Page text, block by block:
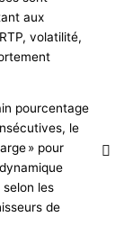
aux
volatilité,
pourcentage
le
» pour
selon les
de